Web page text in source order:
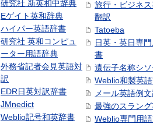
研究社 新英和中辞典
Eゲイト英和辞典
ハイパー英語辞書
研究社 英和コンピュ
ーター用語辞典
外務省記者会見英語対
訳
EDR日英対訳辞書
JMnedict
Weblio記号和英辞書
旅行・ビジネ
翻訳
Tatoeba
日英・英日専
書
遺伝子名称シ
Weblio和製英
メール英語例
最強のスラン
Weblio専門用